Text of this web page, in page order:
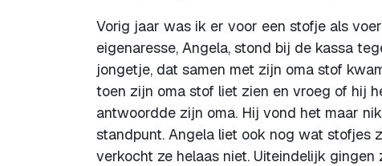
Vorig jaar was ik er voor een stofje als
eigenaresse, Angela, stond bij de kassa
jongetje, dat samen met zijn oma stof
toen zijn oma stof liet zien en vroeg of hij
antwoordde zijn oma. Hij vond het maar
standpunt. Angela liet ook nog wat stofjes
verkocht ze helaas niet. Uiteindelijk